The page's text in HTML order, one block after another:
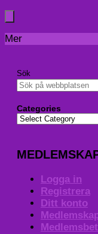
Mer
Sök
Categories
Logga in
Registrera
Ditt konto